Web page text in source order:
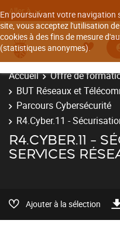
En poursuivant votre navigation
site, vous acceptez l'utilisation de
cookies à des fins de mesure
(statistiques anonymes).
Aller à
Accueil Offre de
BUT Réseaux et
Parcours Cybersécurité
R4.Cyber.11 -
R4.CYBER.11 -
SERVICES
Ajouter à la sélection